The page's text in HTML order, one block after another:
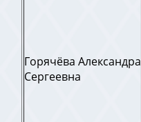
Горячёва Александра
Сергеевна